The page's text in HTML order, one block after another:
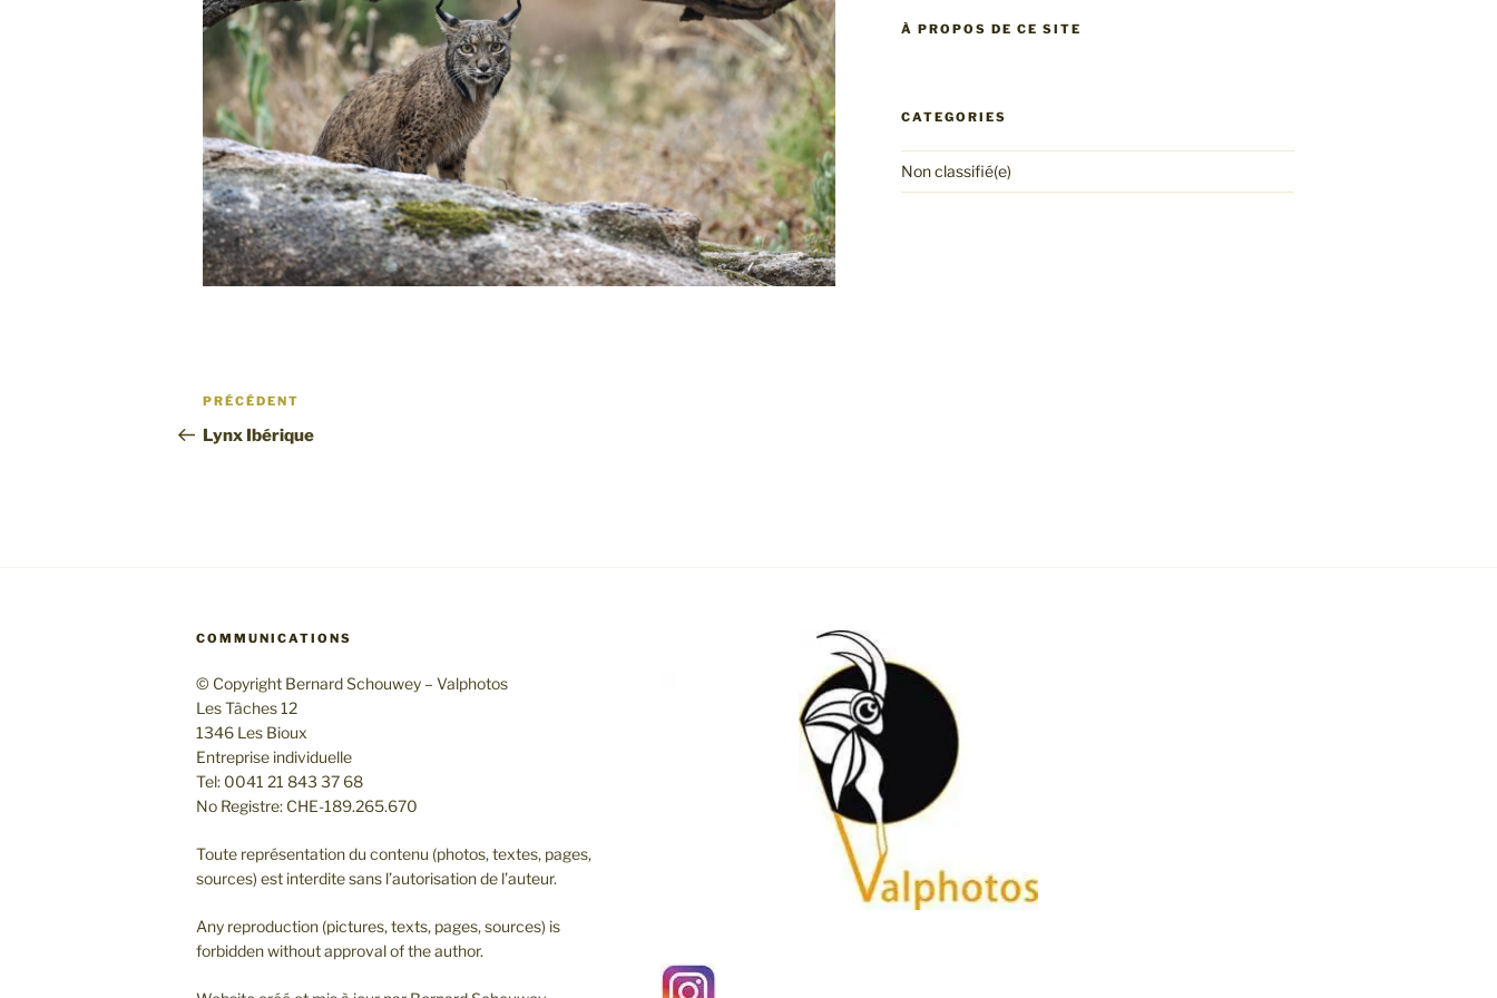
Navigation
de
Article
précédent
PRÉCÉDENT
Lynx Ibérique
À PROPOS DE CE SITE
CATEGORIES
Non classifié(e)
COMMUNICATIONS
© Copyright Bernard Schouwey – Valphotos
Les Tâches 12
1346 Les Bioux
Entreprise individuelle
Tel: 0041 21 843 37 68
No Registre: CHE-189.265.670
Toute représentation du contenu (photos, textes, pages,
sources) est interdite sans l’autorisation de l’auteur.
Any reproduction (pictures, texts, pages, sources) is
forbidden without approval of the author.